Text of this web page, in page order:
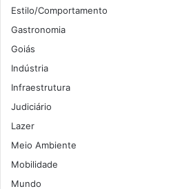
Estilo/Comportamento
Gastronomia
Goiás
Indústria
Infraestrutura
Judiciário
Lazer
Meio Ambiente
Mobilidade
Mundo